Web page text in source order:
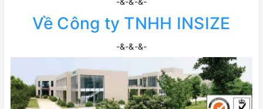
Về Công ty TNHH INSIZE
-&-&-&-